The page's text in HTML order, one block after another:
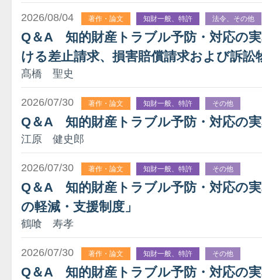
2026/08/04 著作・論文 知財一般、特許 法令、その他
Q＆A 知的財産トラブル予防・対応の
ける差止請求、損害賠償請求および訴訟
髙橋 聖史
2026/07/30 著作・論文 知財一般、特許 その他
Q＆A 知的財産トラブル予防・対応の
江原 健史郎
2026/07/30 著作・論文 知財一般、特許 その他
Q＆A 知的財産トラブル予防・対応の
の軽減・支援制度」
鶴喰 寿孝
2026/07/30 著作・論文 知財一般、特許 その他
Q＆A 知的財産トラブル予防・対応の